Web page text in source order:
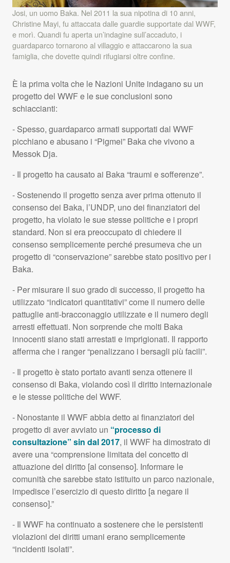
Josi, un uomo Baka. Nel 2011 la sua nipotina di 10 anni,
Christine Mayi, fu attaccata dalle guardie supportate dal WWF,
e morì. Quandi fu aperta un’indagine sull’accaduto, i
guardaparco tornarono al villaggio e attaccarono la sua
famiglia, che dovette quindi rifugiarsi oltre confine.
È la prima volta che le Nazioni Unite indagano su un
progetto del WWFe le sue conclusioni sono
schiaccianti:
- Spesso, guardaparco armati supportati dal WWF
picchiano e abusano i “Pigmei” Baka che vivono a
Messok Dja.
- Il progetto ha causato ai Baka “traumi e sofferenze”.
- Sostenendo il progetto senza aver prima ottenuto il
consenso dei Baka, l’UNDP, uno dei finanziatori del
progetto, ha violato le sue stesse politiche e i propri
standard. Non si era preoccupato di chiedere il
consenso semplicemente perché presumeva che un
progetto di “conservazione” sarebbe stato positivo per i
Baka.
- Per misurare il suo grado di successo, il progetto ha
utilizzato “indicatori quantitativi” come il numero delle
pattuglie anti-bracconaggio utilizzate e il numero degli
arresti effettuati. Non sorprende che molti Baka
innocenti siano stati arrestati e imprigionati. Il rapporto
afferma che i ranger “penalizzano i bersagli più facili”.
- Il progetto è stato portato avanti senza ottenere il
consenso di Baka, violando così il diritto internazionale
e le stesse politiche del WWF.
- Nonostante il WWFabbia detto ai finanziatori del
progetto di aver avviato un “processo di
consultazione” sin dal 2017, il WWF ha dimostrato di
avere una “comprensione limitata del concetto di
attuazione del diritto [al consenso]. Informare le
comunità che sarebbe stato istituito un parco nazionale,
impedisce l’esercizio di questo diritto [a negare il
consenso].”
- Il WWF ha continuato a sostenere che le persistenti
violazioni dei diritti umani erano semplicemente
“incidenti isolati”.